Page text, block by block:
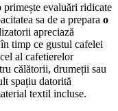
primește evaluări ridicate
sa de a prepara o
apreciază
timp ce gustul cafelei
al cafetierelor
călătorii, drumeții sau
spațiu datorită
textil incluse.